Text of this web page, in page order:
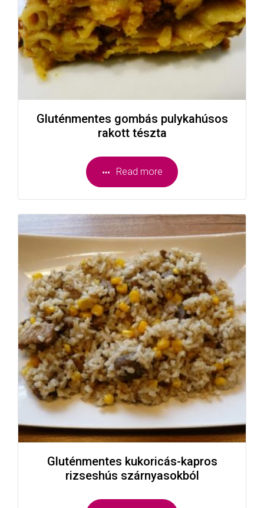
Gluténmentes gombás pulykahúsos
rakott tészta
Read more
Gluténmentes kukoricás-kapros
rizseshús szárnyasokból